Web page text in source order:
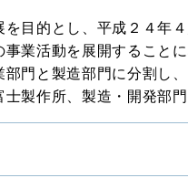
目的とし、平成２４年４
業活動を展開することに
門と製造部門に分割し、
製作所、製造・開発部